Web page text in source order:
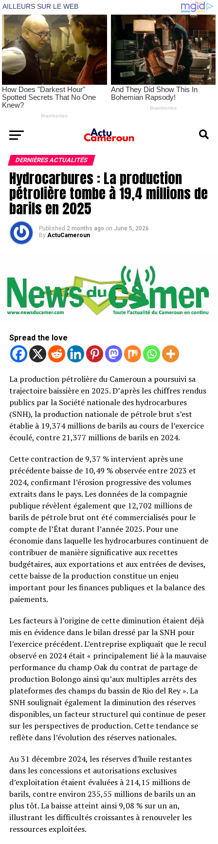
DERNIÈRES ACTUALITÉS
Hydrocarbures : La production
pétrolière tombe à 19,4 millions de
barils en 2025
Published 2 months ago on June 5, 2026
By ActuCameroun
Spread the love
La production pétrolière du Cameroun a poursuivi sa
trajectoire baissière en 2025. D’après les chiffres rendus
publics par la Société nationale des hydrocarbures
(SNH), la production nationale de pétrole brut s’est
établie à 19,374 millions de barils au cours de l’exercice
écoulé, contre 21,377 millions de barils en 2024.
Cette contraction de 9,37 % intervient après une
précédente baisse de 10,49 % observée entre 2023 et
2024, confirmant l’érosion progressive des volumes
extraits dans le pays. Les données de la compagnie
publique révèlent également que 12,702 millions de
barils de pétrole brut ont été commercialisés pour le
compte de l’État durant l’année 2025. Pour une
économie dans laquelle les hydrocarbures continuent de
contribuer de manière significative aux recettes
budgétaires, aux exportations et aux entrées de devises,
cette baisse de la production constitue un enjeu
important pour les finances publiques et la balance des
paiements.
Les facteurs à l’origine de cette diminution étaient déjà
mis en évidence dans le bilan dressé par la SNH pour
l’exercice précédent. L’entreprise expliquait que le recul
observé en 2024 était « principalement lié à la mauvaise
performance du champ Oak du contrat de partage de
production Bolongo ainsi qu’aux multiples arrêts des
plateformes des champs du bassin de Rio del Rey ». La
SNH soulignait également la diminution des réserves
disponibles, un facteur structurel qui continue de peser
sur les perspectives de production. Cette tendance se
reflète dans l’évolution des réserves nationales.
Au 31 décembre 2024, les réserves d’huile restantes
dans les concessions et autorisations exclusives
d’exploitation étaient évaluées à 214,15 millions de
barils, contre environ 235,55 millions de barils un an
plus tôt. La baisse atteint ainsi 9,08 % sur un an,
illustrant les difficultés croissantes à renouveler les
ressources exploitées.